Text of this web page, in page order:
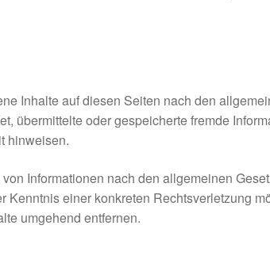
Inhalte auf diesen Seiten nach den
übermittelte oder gespeicherte fremde
hinweisen.
Informationen nach den allgemeinen
einer konkreten Rechtsverletzung
umgehend entfernen.